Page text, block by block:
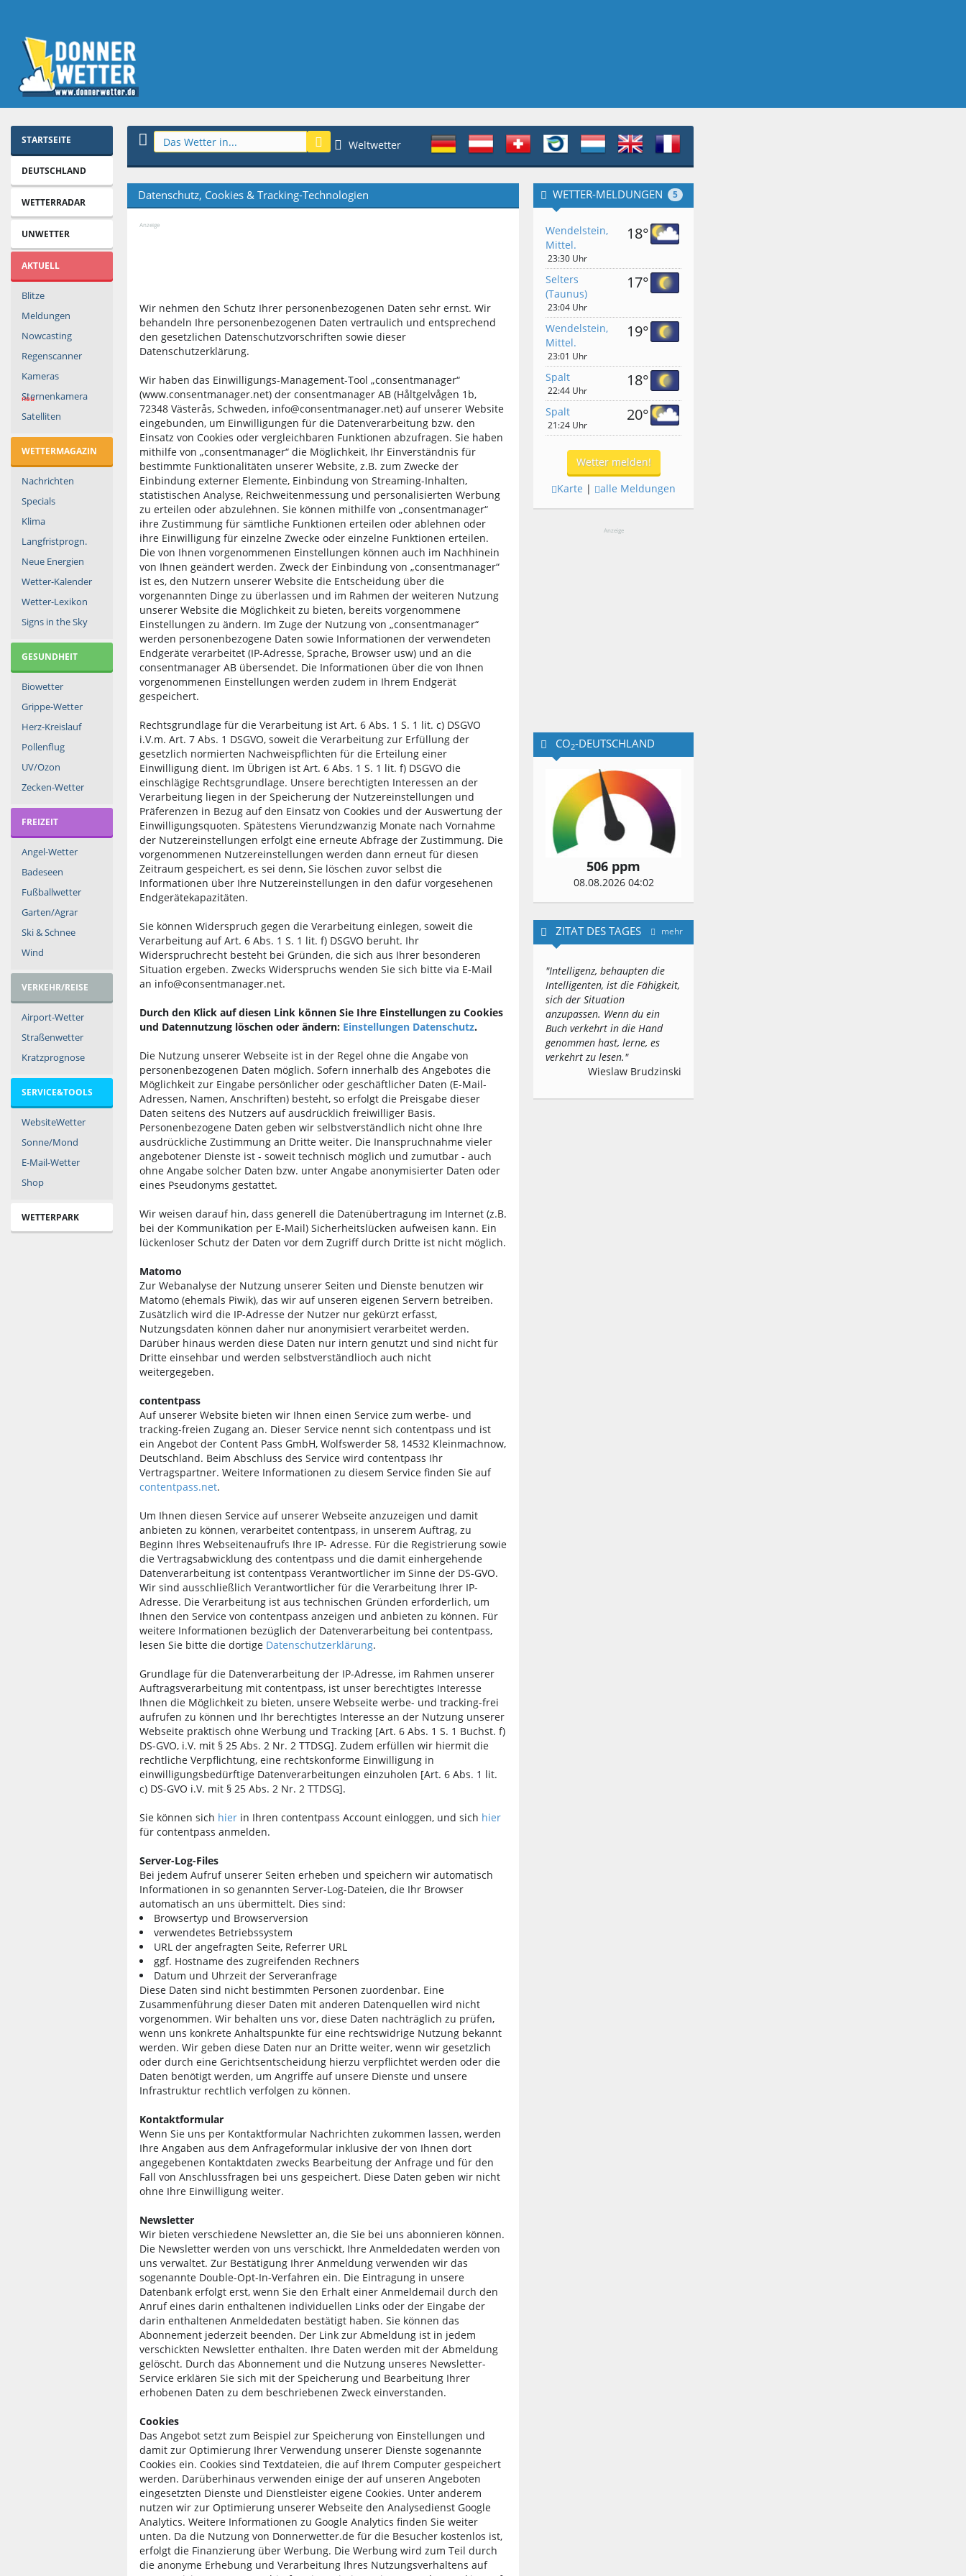
STARTSEITE
DEUTSCHLAND
WETTERRADAR
UNWETTER
AKTUELL
Blitze
Meldungen
Nowcasting
Regenscanner
Kameras
Sternenkamera
neu
Satelliten
WETTERMAGAZIN
Nachrichten
Specials
Klima
Langfristprogn.
Neue Energien
Wetter-Kalender
Wetter-Lexikon
Signs in the Sky
GESUNDHEIT
Biowetter
Grippe-Wetter
Herz-Kreislauf
Pollenflug
UV/Ozon
Zecken-Wetter
FREIZEIT
Angel-Wetter
Badeseen
Fußballwetter
Garten/Agrar
Ski & Schnee
Wind
VERKEHR/REISE
Airport-Wetter
Straßenwetter
Kratzprognose
SERVICE&TOOLS
WebsiteWetter
Sonne/Mond
E-Mail-Wetter
Shop
WETTERPARK
Weltwetter
Datenschutz, Cookies & Tracking-Technologien
Anzeige
Wir nehmen den Schutz Ihrer personenbezogenen Daten sehr ernst. Wir
behandeln Ihre personenbezogenen Daten vertraulich und entsprechend
den gesetzlichen Datenschutzvorschriften sowie dieser
Datenschutzerklärung.
Wir haben das Einwilligungs-Management-Tool „consentmanager“
(www.consentmanager.net) der consentmanager AB (Håltgelvågen 1b,
72348 Västerås, Schweden, info@consentmanager.net) auf unserer Website
eingebunden, um Einwilligungen für die Datenverarbeitung bzw. den
Einsatz von Cookies oder vergleichbaren Funktionen abzufragen. Sie haben
mithilfe von „consentmanager“ die Möglichkeit, Ihr Einverständnis für
bestimmte Funktionalitäten unserer Website, z.B. zum Zwecke der
Einbindung externer Elemente, Einbindung von Streaming-Inhalten,
statistischen Analyse, Reichweitenmessung und personalisierten Werbung
zu erteilen oder abzulehnen. Sie können mithilfe von „consentmanager“
ihre Zustimmung für sämtliche Funktionen erteilen oder ablehnen oder
ihre Einwilligung für einzelne Zwecke oder einzelne Funktionen erteilen.
Die von Ihnen vorgenommenen Einstellungen können auch im Nachhinein
von Ihnen geändert werden. Zweck der Einbindung von „consentmanager“
ist es, den Nutzern unserer Website die Entscheidung über die
vorgenannten Dinge zu überlassen und im Rahmen der weiteren Nutzung
unserer Website die Möglichkeit zu bieten, bereits vorgenommene
Einstellungen zu ändern. Im Zuge der Nutzung von „consentmanager“
werden personenbezogene Daten sowie Informationen der verwendeten
Endgeräte verarbeitet (IP-Adresse, Sprache, Browser usw) und an die
consentmanager AB übersendet. Die Informationen über die von Ihnen
vorgenommenen Einstellungen werden zudem in Ihrem Endgerät
gespeichert.
Rechtsgrundlage für die Verarbeitung ist Art. 6 Abs. 1 S. 1 lit. c) DSGVO
i.V.m. Art. 7 Abs. 1 DSGVO, soweit die Verarbeitung zur Erfüllung der
gesetzlich normierten Nachweispflichten für die Erteilung einer
Einwilligung dient. Im Übrigen ist Art. 6 Abs. 1 S. 1 lit. f) DSGVO die
einschlägige Rechtsgrundlage. Unsere berechtigten Interessen an der
Verarbeitung liegen in der Speicherung der Nutzereinstellungen und
Präferenzen in Bezug auf den Einsatz von Cookies und der Auswertung der
Einwilligungsquoten. Spätestens Vierundzwanzig Monate nach Vornahme
der Nutzereinstellungen erfolgt eine erneute Abfrage der Zustimmung. Die
vorgenommenen Nutzereinstellungen werden dann erneut für diesen
Zeitraum gespeichert, es sei denn, Sie löschen zuvor selbst die
Informationen über Ihre Nutzereinstellungen in den dafür vorgesehenen
Endgerätekapazitäten.
Sie können Widerspruch gegen die Verarbeitung einlegen, soweit die
Verarbeitung auf Art. 6 Abs. 1 S. 1 lit. f) DSGVO beruht. Ihr
Widerspruchrecht besteht bei Gründen, die sich aus Ihrer besonderen
Situation ergeben. Zwecks Widerspruchs wenden Sie sich bitte via E-Mail
an info@consentmanager.net.
Durch den Klick auf diesen Link können Sie Ihre Einstellungen zu Cookies
und Datennutzung löschen oder ändern: Einstellungen Datenschutz.
Die Nutzung unserer Webseite ist in der Regel ohne die Angabe von
personenbezogenen Daten möglich. Sofern innerhalb des Angebotes die
Möglichkeit zur Eingabe persönlicher oder geschäftlicher Daten (E-Mail-
Adressen, Namen, Anschriften) besteht, so erfolgt die Preisgabe dieser
Daten seitens des Nutzers auf ausdrücklich freiwilliger Basis.
Personenbezogene Daten geben wir selbstverständlich nicht ohne Ihre
ausdrückliche Zustimmung an Dritte weiter. Die Inanspruchnahme vieler
angebotener Dienste ist - soweit technisch möglich und zumutbar - auch
ohne Angabe solcher Daten bzw. unter Angabe anonymisierter Daten oder
eines Pseudonyms gestattet.
Wir weisen darauf hin, dass generell die Datenübertragung im Internet (z.B.
bei der Kommunikation per E-Mail) Sicherheitslücken aufweisen kann. Ein
lückenloser Schutz der Daten vor dem Zugriff durch Dritte ist nicht möglich.
Matomo
Zur Webanalyse der Nutzung unserer Seiten und Dienste benutzen wir
Matomo (ehemals Piwik), das wir auf unseren eigenen Servern betreiben.
Zusätzlich wird die IP-Adresse der Nutzer nur gekürzt erfasst,
Nutzungsdaten können daher nur anonymisiert verarbeitet werden.
Darüber hinaus werden diese Daten nur intern genutzt und sind nicht für
Dritte einsehbar und werden selbstverständlioch auch nicht
weitergegeben.
contentpass​
Auf unserer Website bieten wir Ihnen einen Service zum werbe- und
tracking-freien Zugang an. Dieser Service nennt sich contentpass und ist
ein Angebot der Content Pass GmbH, Wolfswerder 58, 14532 Kleinmachnow,
Deutschland. Beim Abschluss des Service wird contentpass Ihr
Vertragspartner. Weitere Informationen zu diesem Service finden Sie auf
contentpass.net.
Um Ihnen diesen Service auf unserer Webseite anzuzeigen und damit
anbieten zu können, verarbeitet contentpass, in unserem Auftrag, zu
Beginn Ihres Webseitenaufrufs Ihre IP- Adresse. Für die Registrierung sowie
die Vertragsabwicklung des contentpass und die damit einhergehende
Datenverarbeitung ist contentpass Verantwortlicher im Sinne der DS-GVO.
Wir sind ausschließlich Verantwortlicher für die Verarbeitung Ihrer IP-
Adresse. Die Verarbeitung ist aus technischen Gründen erforderlich, um
Ihnen den Service von contentpass anzeigen und anbieten zu können. Für
weitere Informationen bezüglich der Datenverarbeitung bei contentpass,
lesen Sie bitte die dortige Datenschutzerklärung.
Grundlage für die Datenverarbeitung der IP-Adresse, im Rahmen unserer
Auftragsverarbeitung mit contentpass, ist unser berechtigtes Interesse
Ihnen die Möglichkeit zu bieten, unsere Webseite werbe- und tracking-frei
aufrufen zu können und Ihr berechtigtes Interesse an der Nutzung unserer
Webseite praktisch ohne Werbung und Tracking [Art. 6 Abs. 1 S. 1 Buchst. f)
DS-GVO, i.V. mit § 25 Abs. 2 Nr. 2 TTDSG]. Zudem erfüllen wir hiermit die
rechtliche Verpflichtung, eine rechtskonforme Einwilligung in
einwilligungsbedürftige Datenverarbeitungen einzuholen [Art. 6 Abs. 1 lit.
c) DS-GVO i.V. mit § 25 Abs. 2 Nr. 2 TTDSG].
Sie können sich hierin Ihren contentpass Account einloggen, und sich hier
für contentpass anmelden.
Server-Log-Files
Bei jedem Aufruf unserer Seiten erheben und speichern wir automatisch
Informationen in so genannten Server-Log-Dateien, die Ihr Browser
automatisch an uns übermittelt. Dies sind:
Browsertyp und Browserversion
verwendetes Betriebssystem
URL der angefragten Seite, Referrer URL
ggf. Hostname des zugreifenden Rechners
Datum und Uhrzeit der Serveranfrage
Diese Daten sind nicht bestimmten Personen zuordenbar. Eine
Zusammenführung dieser Daten mit anderen Datenquellen wird nicht
vorgenommen. Wir behalten uns vor, diese Daten nachträglich zu prüfen,
wenn uns konkrete Anhaltspunkte für eine rechtswidrige Nutzung bekannt
werden. Wir geben diese Daten nur an Dritte weiter, wenn wir gesetzlich
oder durch eine Gerichtsentscheidung hierzu verpflichtet werden oder die
Daten benötigt werden, um Angriffe auf unsere Dienste und unsere
Infrastruktur rechtlich verfolgen zu können.
Kontaktformular
Wenn Sie uns per Kontaktformular Nachrichten zukommen lassen, werden
Ihre Angaben aus dem Anfrageformular inklusive der von Ihnen dort
angegebenen Kontaktdaten zwecks Bearbeitung der Anfrage und für den
Fall von Anschlussfragen bei uns gespeichert. Diese Daten geben wir nicht
ohne Ihre Einwilligung weiter.
Newsletter
Wir bieten verschiedene Newsletter an, die Sie bei uns abonnieren können.
Die Newsletter werden von uns verschickt, Ihre Anmeldedaten werden von
uns verwaltet. Zur Bestätigung Ihrer Anmeldung verwenden wir das
sogenannte Double-Opt-In-Verfahren ein. Die Eintragung in unsere
Datenbank erfolgt erst, wenn Sie den Erhalt einer Anmeldemail durch den
Anruf eines darin enthaltenen individuellen Links oder der Eingabe der
darin enthaltenen Anmeldedaten bestätigt haben. Sie können das
Abonnement jederzeit beenden. Der Link zur Abmeldung ist in jedem
verschickten Newsletter enthalten. Ihre Daten werden mit der Abmeldung
gelöscht. Durch das Abonnement und die Nutzung unseres Newsletter-
Service erklären Sie sich mit der Speicherung und Bearbeitung Ihrer
erhobenen Daten zu dem beschriebenen Zweck einverstanden.
Cookies
Das Angebot setzt zum Beispiel zur Speicherung von Einstellungen und
damit zur Optimierung Ihrer Verwendung unserer Dienste sogenannte
Cookies ein. Cookies sind Textdateien, die auf Ihrem Computer gespeichert
werden. Darüberhinaus verwenden einige der auf unseren Angeboten
eingesetzten Dienste und Dienstleister eigene Cookies. Unter anderem
nutzen wir zur Optimierung unserer Webseite den Analysedienst Google
Analytics. Weitere Informationen zu Google Analytics finden Sie weiter
unten. Da die Nutzung von Donnerwetter.de für die Besucher kostenlos ist,
erfolgt die Finanzierung über Werbung. Die Werbung wird zum Teil durch
die anonyme Erhebung und Verarbeitung Ihres Nutzungsverhaltens auf
5
WETTER-MELDUNGEN
Wendelstein,
Mittel.
23:30 Uhr
18°
Selters
(Taunus)
23:04 Uhr
17°
Wendelstein,
Mittel.
23:01 Uhr
19°
Spalt
22:44 Uhr
18°
Spalt
21:24 Uhr
20°
Wetter melden!
Karte | alle Meldungen
Anzeige
CO2-DEUTSCHLAND
506 ppm
08.08.2026 04:02
mehr
ZITAT DES TAGES
"Intelligenz, behaupten die
Intelligenten, ist die Fähigkeit,
sich der Situation
anzupassen. Wenn du ein
Buch verkehrt in die Hand
genommen hast, lerne, es
verkehrt zu lesen."
Wieslaw Brudzinski